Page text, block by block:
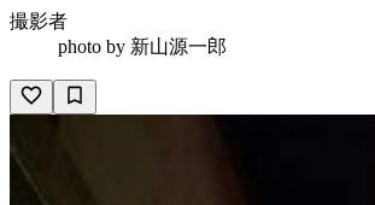
撮影者
photo by 新山源一郎